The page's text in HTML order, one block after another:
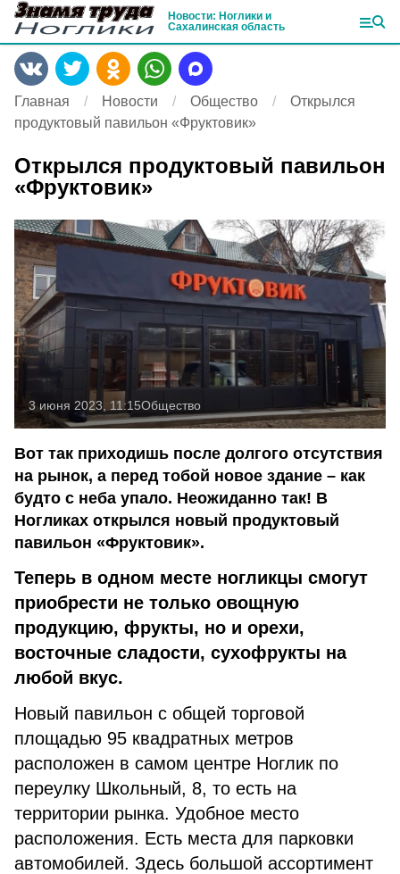
Новости: Ноглики и
Сахалинская область
Главная Новости Общество
Открылся
продуктовый павильон «Фруктовик»
Открылся продуктовый павильон
«Фруктовик»
3 июня 2023, 11:15Общество
Вот так приходишь после долгого отсутствия
на рынок, а перед тобой новое здание – как
будто с неба упало. Неожиданно так! В
Ногликах открылся новый продуктовый
павильон «Фруктовик».
Теперь в одном месте ногликцы смогут
приобрести не только овощную
продукцию, фрукты, но и орехи,
восточные сладости, сухофрукты на
любой вкус.
Новый павильон с общей торговой
площадью 95 квадратных метров
расположен в самом центре Ноглик по
переулку Школьный, 8, то есть на
территории рынка. Удобное место
расположения. Есть места для парковки
автомобилей. Здесь большой ассортимент